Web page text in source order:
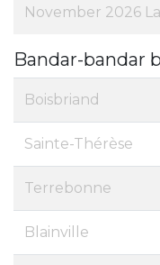
November 2026
Bandar-bandar
Boisbriand
Sainte-Thérèse
Terrebonne
Blainville